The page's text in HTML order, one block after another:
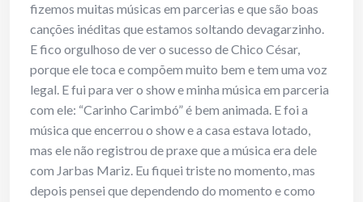
fizemos muitas músicas em parcerias e que são boas
canções inéditas que estamos soltando devagarzinho.
E fico orgulhoso de ver o sucesso de Chico César,
porque ele toca e compõem muito bem e tem uma voz
legal. E fui para ver o show e minha música em parceria
com ele: “Carinho Carimbó” é bem animada. E foi a
música que encerrou o show e a casa estava lotado,
mas ele não registrou de praxe que a música era dele
com Jarbas Mariz. Eu fiquei triste no momento, mas
depois pensei que dependendo do momento e como